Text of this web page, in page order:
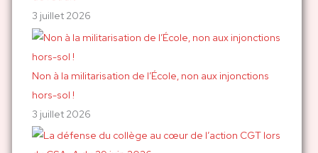
3 juillet 2026
Non à la militarisation de l’École, non aux injonctions
hors-sol !
3 juillet 2026